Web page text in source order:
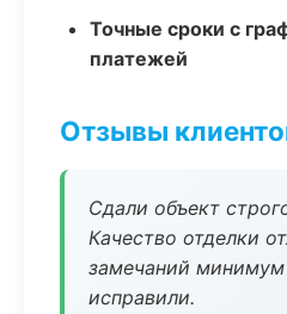
Точные сроки с
платежей
Отзывы
Сдали объект
Качество отделки
замечаний
исправили.